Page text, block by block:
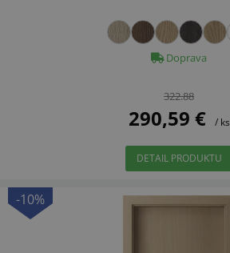
Doprava
322.88
290,59 € / ks
DETAIL PRODUKTU
-10%